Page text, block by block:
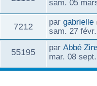
a
g
e
s
a
g
e
i
e
r
m
e
s
s
a
u
s
n
i
e
r
m
e
sam. 05
7212
D
e
r
n
i
e
par gabrielle
sam. 27
55195V
u
D
e
par Abbé
mar. 08